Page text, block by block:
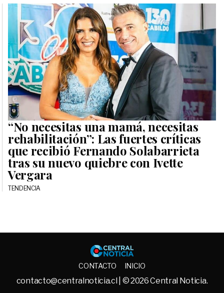
“No necesitas una mamá, necesitas
rehabilitación”: Las fuertes críticas
que recibió Fernando Solabarrieta
tras su nuevo quiebre con Ivette
Vergara
TENDENCIA
Central
CONTACTO INICIO
contacto@centralnoticia.cl | © 2026 Central Noticia.